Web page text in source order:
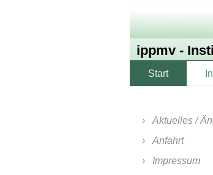
ippmv -
Start
Aktuelles /
Anfahrt
Impressum